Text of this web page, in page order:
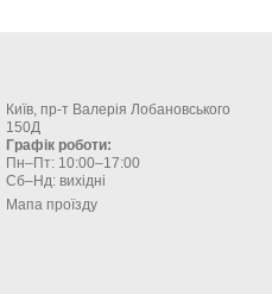
Київ, пр-т Валерія Лобановського
150Д
Графік роботи:
Пн–Пт: 10:00–17:00
Сб–Нд: вихідні
Мапа проїзду